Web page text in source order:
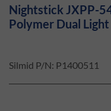
Nightstick JXPP-
Polymer Dual
Silmid P/N: P1400511